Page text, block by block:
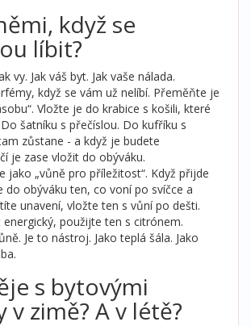
když se
líbit?
vy. Jak váš byt. Jak vaše nálada.
když se vám už nelíbí. Přeměňte je
Vložte je do krabice s košili, které
šatníku s přečíslou. Do kufříku s
zůstane - a když je budete
je zase vložit do obýváku.
jako „vůně pro příležitost“. Když přijde
do obýváku ten, co voní po svíčce a
unavení, vložte ten s vůní po dešti.
energický, použijte ten s citrónem.
Je to nástroj. Jako teplá šála. Jako
s bytovými
v zimě? A v létě?